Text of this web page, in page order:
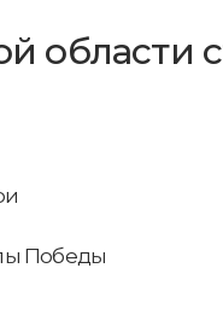
области
Победы